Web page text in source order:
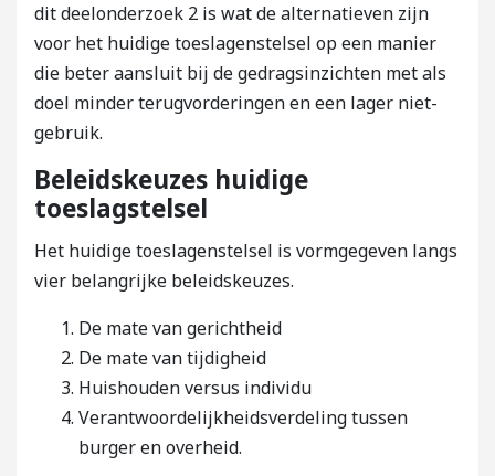
dit deelonderzoek 2 is wat de alternatieven zijn
voor het huidige toeslagenstelsel op een manier
die beter aansluit bij de gedragsinzichten met als
doel minder terugvorderingen en een lager niet-
gebruik.
Beleidskeuzes huidige
toeslagstelsel
Het huidige toeslagenstelsel is vormgegeven langs
vier belangrijke beleidskeuzes.
De mate van gerichtheid
De mate van tijdigheid
Huishouden versus individu
Verantwoordelijkheidsverdeling tussen
burger en overheid.